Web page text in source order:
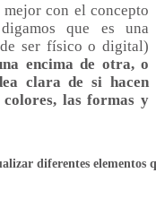
con el concepto
que es una
ser físico o digital)
encima de otra, o
clara de si hacen
las formas y
diferentes elementos